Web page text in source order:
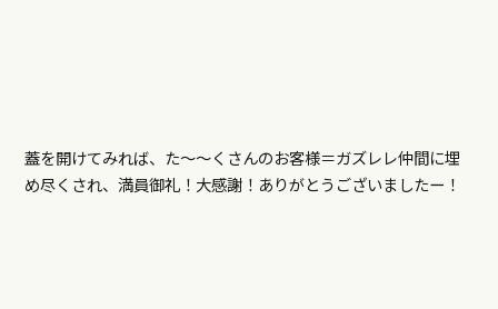
蓋を開けてみれば、た～～くさんのお客様＝ガズレレ仲間に埋
め尽くされ、満員御礼！大感謝！ありがとうございましたー！